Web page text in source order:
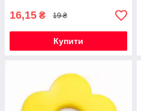
16,15 ₴ 19 ₴
Купити